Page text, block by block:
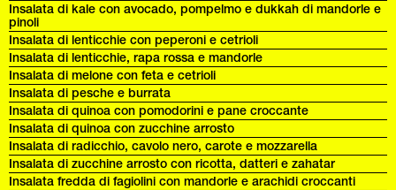
Insalata di kale con avocado, pompelmo e dukkah di mandorle e
pinoli
Insalata di lenticchie con peperoni e cetrioli
Insalata di lenticchie, rapa rossa e mandorle
Insalata di melone con feta e cetrioli
Insalata di pesche e burrata
Insalata di quinoa con pomodorini e pane croccante
Insalata di quinoa con zucchine arrosto
Insalata di radicchio, cavolo nero, carote e mozzarella
Insalata di zucchine arrosto con ricotta, datteri e zahatar
Insalata fredda di fagiolini con mandorle e arachidi croccanti